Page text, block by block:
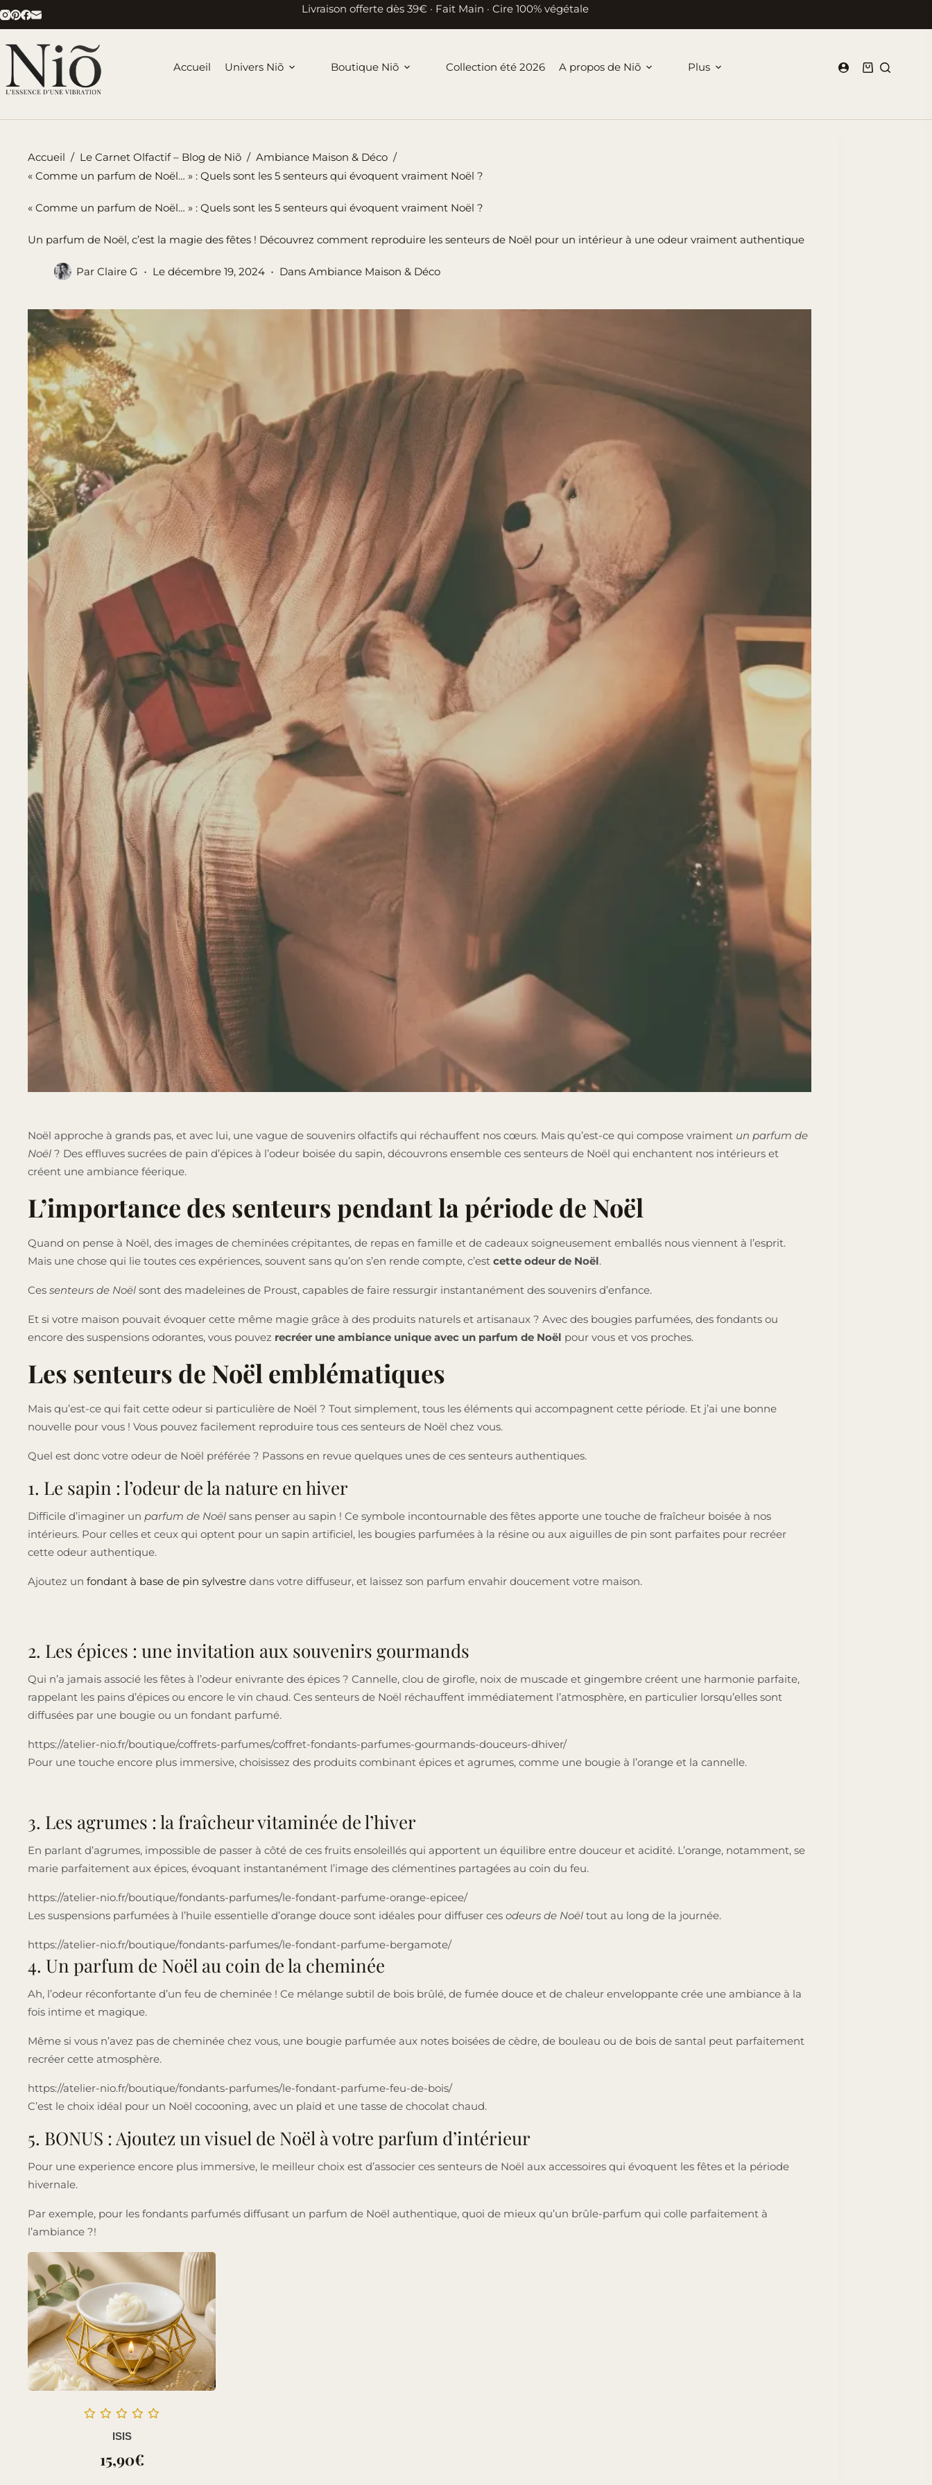
Passer
au
contenu
Livraison offerte dès 39€ · Fait Main · Cire 100% végétale
Accueil Univers Niõ Boutique Niõ Collection été 2026 A propos de Niõ Plus
Panier
Accueil / Le Carnet Olfactif – Blog de Niõ / Ambiance Maison & Déco /
« Comme un parfum de Noël… » : Quels sont les 5 senteurs qui évoquent vraiment Noël ?
« Comme un parfum de Noël… » : Quels sont les 5 senteurs qui évoquent vraiment Noël ?
Un parfum de Noël, c’est la magie des fêtes ! Découvrez comment reproduire les senteurs de Noël pour un intérieur à une odeur vraiment authentique
Par Claire G Le décembre 19, 2024 Dans Ambiance Maison & Déco
Noël approche à grands pas, et avec lui, une vague de souvenirs olfactifs qui réchauffent nos cœurs. Mais qu’est-ce qui compose vraiment un parfum de
Noël ? Des effluves sucrées de pain d’épices à l’odeur boisée du sapin, découvrons ensemble ces senteurs de Noël qui enchantent nos intérieurs et
créent une ambiance féerique.
L’importance des senteurs pendant la période de Noël
Quand on pense à Noël, des images de cheminées crépitantes, de repas en famille et de cadeaux soigneusement emballés nous viennent à l’esprit.
Mais une chose qui lie toutes ces expériences, souvent sans qu’on s’en rende compte, c’est cette odeur de Noël.
Ces senteurs de Noël sont des madeleines de Proust, capables de faire ressurgir instantanément des souvenirs d’enfance.
Et si votre maison pouvait évoquer cette même magie grâce à des produits naturels et artisanaux ? Avec des bougies parfumées, des fondants ou
encore des suspensions odorantes, vous pouvez recréer une ambiance unique avec un parfum de Noël pour vous et vos proches.
Les senteurs de Noël emblématiques
Mais qu’est-ce qui fait cette odeur si particulière de Noël ? Tout simplement, tous les éléments qui accompagnent cette période. Et j’ai une bonne
nouvelle pour vous ! Vous pouvez facilement reproduire tous ces senteurs de Noël chez vous.
Quel est donc votre odeur de Noël préférée ? Passons en revue quelques unes de ces senteurs authentiques.
1. Le sapin : l’odeur de la nature en hiver
Difficile d’imaginer un parfum de Noël sans penser au sapin ! Ce symbole incontournable des fêtes apporte une touche de fraîcheur boisée à nos
intérieurs. Pour celles et ceux qui optent pour un sapin artificiel, les bougies parfumées à la résine ou aux aiguilles de pin sont parfaites pour recréer
cette odeur authentique.
Ajoutez un fondant à base de pin sylvestre dans votre diffuseur, et laissez son parfum envahir doucement votre maison.
2. Les épices : une invitation aux souvenirs gourmands
Qui n’a jamais associé les fêtes à l’odeur enivrante des épices ? Cannelle, clou de girofle, noix de muscade et gingembre créent une harmonie parfaite,
rappelant les pains d’épices ou encore le vin chaud. Ces senteurs de Noël réchauffent immédiatement l’atmosphère, en particulier lorsqu’elles sont
diffusées par une bougie ou un fondant parfumé.
https://atelier-nio.fr/boutique/coffrets-parfumes/coffret-fondants-parfumes-gourmands-douceurs-dhiver/
Pour une touche encore plus immersive, choisissez des produits combinant épices et agrumes, comme une bougie à l’orange et la cannelle.
3. Les agrumes : la fraîcheur vitaminée de l’hiver
En parlant d’agrumes, impossible de passer à côté de ces fruits ensoleillés qui apportent un équilibre entre douceur et acidité. L’orange, notamment, se
marie parfaitement aux épices, évoquant instantanément l’image des clémentines partagées au coin du feu.
https://atelier-nio.fr/boutique/fondants-parfumes/le-fondant-parfume-orange-epicee/
Les suspensions parfumées à l’huile essentielle d’orange douce sont idéales pour diffuser ces odeurs de Noël tout au long de la journée.
https://atelier-nio.fr/boutique/fondants-parfumes/le-fondant-parfume-bergamote/
4. Un parfum de Noël au coin de la cheminée
Ah, l’odeur réconfortante d’un feu de cheminée ! Ce mélange subtil de bois brûlé, de fumée douce et de chaleur enveloppante crée une ambiance à la
fois intime et magique.
Même si vous n’avez pas de cheminée chez vous, une bougie parfumée aux notes boisées de cèdre, de bouleau ou de bois de santal peut parfaitement
recréer cette atmosphère.
https://atelier-nio.fr/boutique/fondants-parfumes/le-fondant-parfume-feu-de-bois/
C’est le choix idéal pour un Noël cocooning, avec un plaid et une tasse de chocolat chaud.
5. BONUS : Ajoutez un visuel de Noël à votre parfum d’intérieur
Pour une experience encore plus immersive, le meilleur choix est d’associer ces senteurs de Noël aux accessoires qui évoquent les fêtes et la période
hivernale.
Par exemple, pour les fondants parfumés diffusant un parfum de Noël authentique, quoi de mieux qu’un brûle-parfum qui colle parfaitement à
l’ambiance ?!
ISIS
15,90€